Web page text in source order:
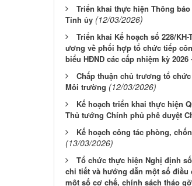
Triển khai thực hiện Thông báo
Tỉnh ủy (12/03/2026)
Triển khai Kế hoạch số 228/
ương về phối hợp tổ chức tiếp
biểu HĐND các cấp nhiệm kỳ 2026
Chấp thuận chủ trương tổ
Môi trường (12/03/2026)
Kế hoạch triển khai thực hiện
Thủ tướng Chính phủ phê duyệt
Kế hoạch công tác phòng,
(13/03/2026)
Tổ chức thực hiện Nghị định
chi tiết và hướng dẫn một số điều
một số cơ chế, chính sách tháo